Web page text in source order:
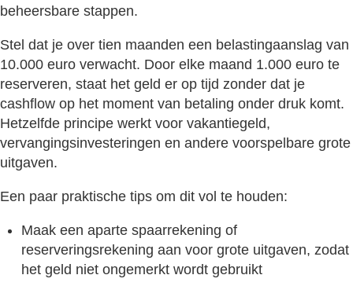
beheersbare stappen.
Stel dat je over tien maanden een belastingaanslag van
10.000 euro verwacht. Door elke maand 1.000 euro te
reserveren, staat het geld er op tijd zonder dat je
cashflow op het moment van betaling onder druk komt.
Hetzelfde principe werkt voor vakantiegeld,
vervangingsinvesteringen en andere voorspelbare grote
uitgaven.
Een paar praktische tips om dit vol te houden:
Maak een aparte spaarrekening of
reserveringsrekening aan voor grote uitgaven, zodat
het geld niet ongemerkt wordt gebruikt